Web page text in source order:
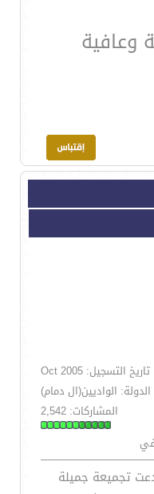
وعافية
تاريخ التسجيل: Oct 2005
الدولة: الواديين(ال دمام)
المشاركات: 2,542
تجميعة جميلة